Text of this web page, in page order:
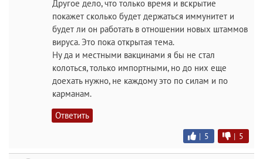
Другое дело, что только время и вскрытие
покажет сколько будет держаться иммунитет и
будет ли он работать в отношении новых штаммов
вируса. Это пока открытая тема.
Ну да и местными вакцинами я бы не стал
колоться, только импортными, но до них еще
доехать нужно, не каждому это по силам и по
карманам.
Ответить
| 5 | 5